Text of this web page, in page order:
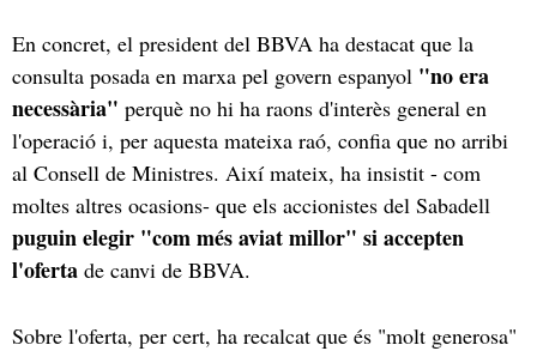
En concret, el president del BBVA ha destacat que la
consulta posada en marxa pel govern espanyol "no era
necessària" perquè no hi ha raons d'interès general en
l'operació i, per aquesta mateixa raó, confia que no arribi
al Consell de Ministres. Així mateix, ha insistit - com
moltes altres ocasions- que els accionistes del Sabadell
puguin elegir "com més aviat millor" si accepten
l'oferta de canvi de BBVA.
Sobre l'oferta, per cert, ha recalcat que és "molt generosa"